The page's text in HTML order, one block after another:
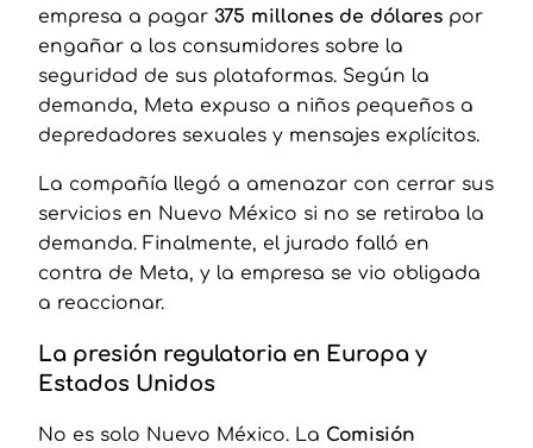
empresa a pagar 375 millones de dólarespor
engañar a los consumidores sobre la
seguridad de sus plataformas. Según la
demanda, Meta expuso a niños pequeños a
depredadores sexuales y mensajes explícitos.
La compañía llegó a amenazar con cerrar sus
servicios en Nuevo México si no se retiraba la
demanda. Finalmente, el jurado falló en
contra de Meta, y la empresa se vio obligada
a reaccionar.
La presión regulatoria en Europa y
Estados Unidos
No es solo Nuevo México. La Comisión